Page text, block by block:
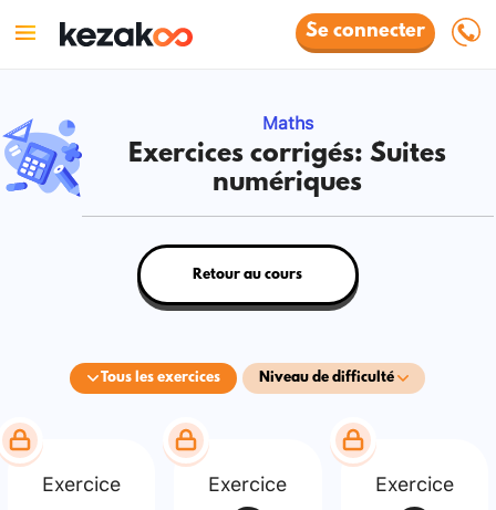
Se connecter
Maths
Exercices corrigés: Suites
numériques
Tous les exercices Niveau de difficulté
Retour au cours
Exercice Exercice Exercice